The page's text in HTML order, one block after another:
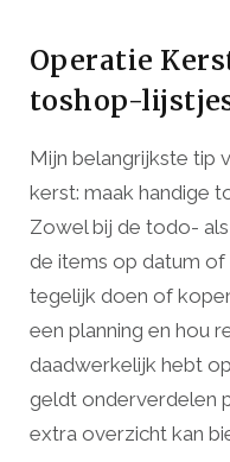
Operatie
toshop-
Mijn belangrijkste tip
kerst: maak handige
Zowel bij de todo-
de items op datum of
tegelijk doen of
een planning en hou
daadwerkelijk hebt
geldt onderverdelen
extra overzicht kan